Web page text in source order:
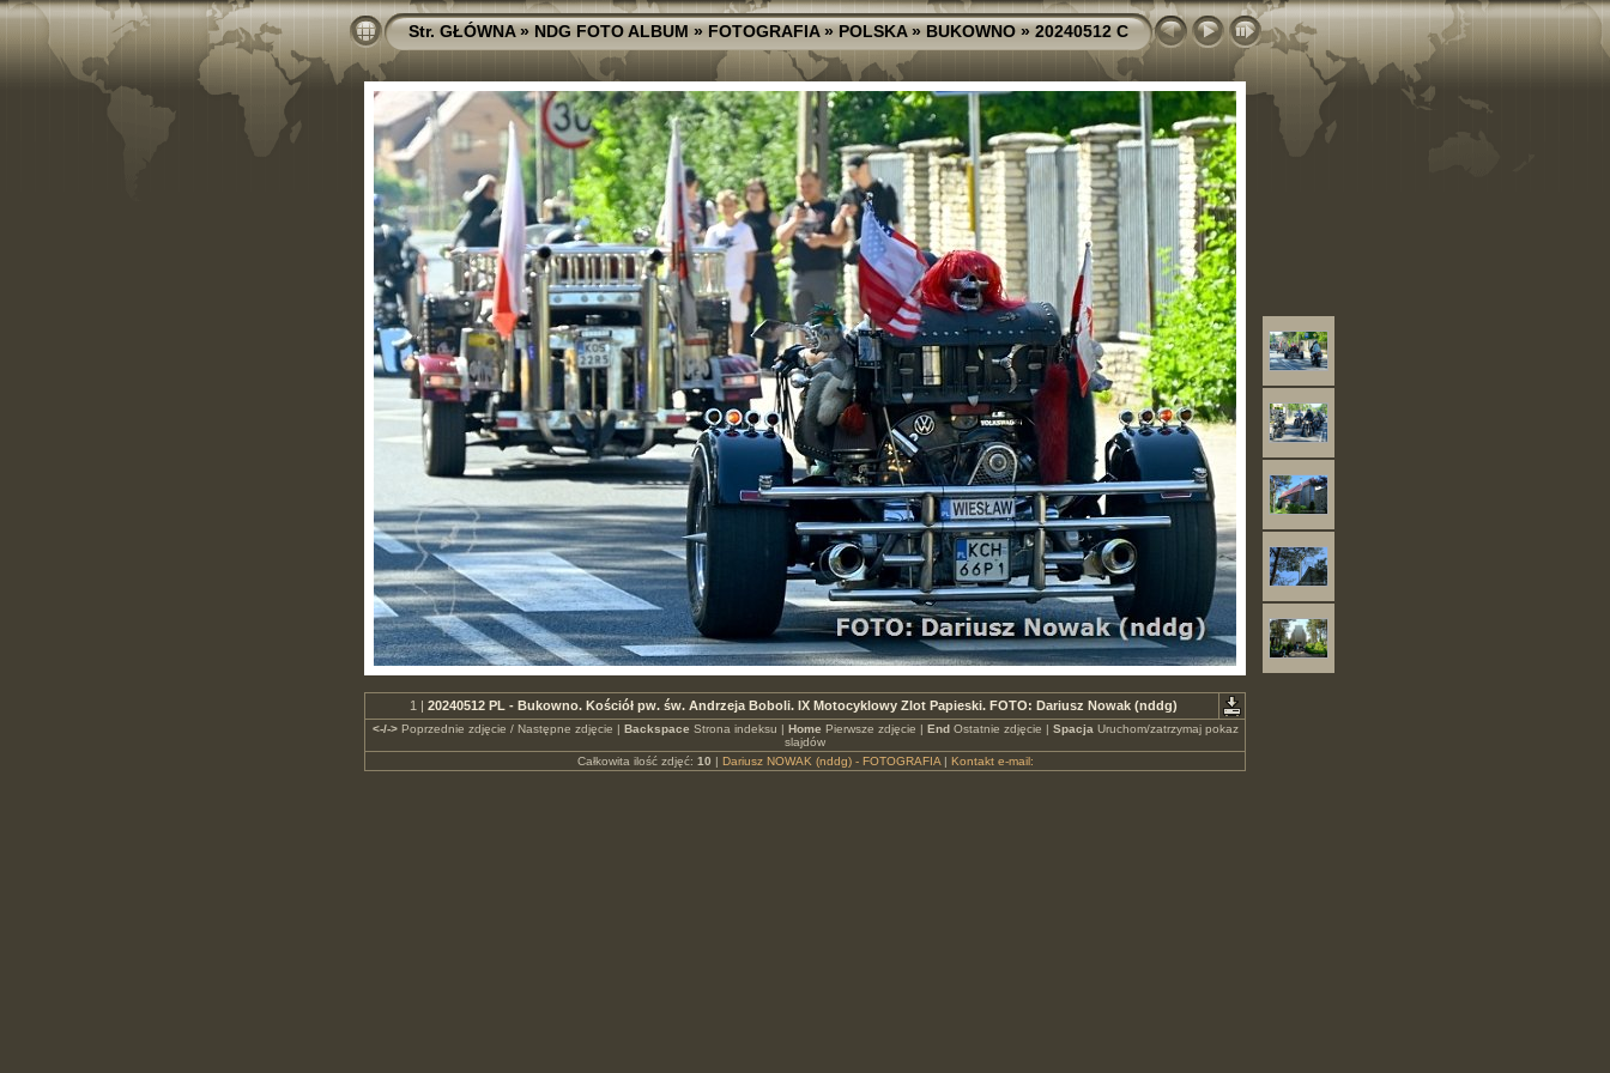
Str. GŁÓWNA»NDG FOTO ALBUM»FOTOGRAFIA»POLSKA»BUKOWNO»20240512 C
1 | 20240512 PL - Bukowno. Kościół pw. św. Andrzeja Boboli. IX Motocyklowy Zlot Papieski. FOTO: Dariusz Nowak (nddg)
<-/->Poprzednie zdjęcie / Następne zdjęcie | Backspace Strona indeksu | Home Pierwsze zdjęcie | EndOstatnie zdjęcie | Spacja Uruchom/zatrzymaj pokaz
slajdów
Całkowita ilość zdjęć: 10 | Dariusz NOWAK (nddg) - FOTOGRAFIA| Kontakt e-mail: